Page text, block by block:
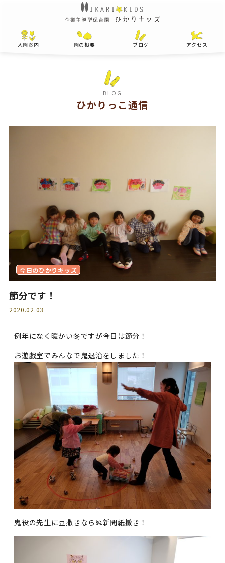
入園案内 園の概要 ブログ アクセス
BLOG
ひかりっこ通信
今日のひかりキッズ
節分です！
2020.02.03
例年になく暖かい冬ですが今日は節分！
お遊戯室でみんなで鬼退治をしました！
鬼役の先生に豆撒きならぬ新聞紙撒き！